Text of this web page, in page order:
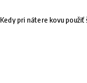
Kedy pri nátere kovu